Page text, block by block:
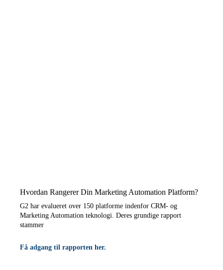
Hvordan Rangerer Din Marketing Automation Platform?
G2 har evalueret over 150 platforme indenfor CRM- og
Marketing Automation teknologi. Deres grundige rapport
stammer
Få adgang til rapporten her.